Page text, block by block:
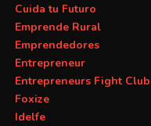
Cuida tu Futuro
Emprende Rural
Emprendedores
Entrepreneur
Entrepreneurs Fight Club
Foxize
Idelfe